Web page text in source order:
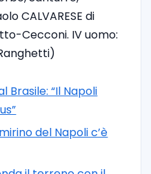
CALVARESE di
Cecconi. IV uomo:
Brasile: “Il Napoli
mirino del Napoli c’è